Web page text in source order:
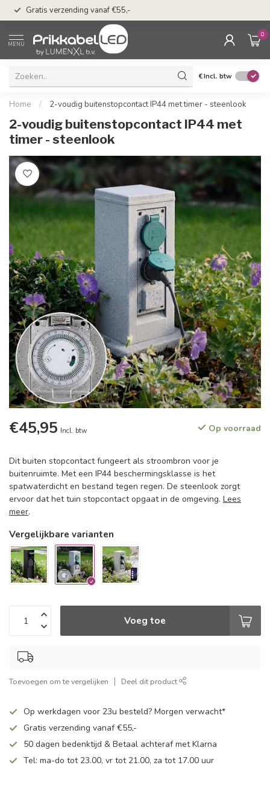
Gratis verzending vanaf €55,-
MENU
0
€Incl. btw
Home / 2-voudig buitenstopcontact IP44 met timer - steenlook
2-voudig buitenstopcontact IP44 met
timer - steenlook
€45,95 Incl. btw Op voorraad
Dit buiten stopcontact fungeert als stroombron voor je
buitenruimte. Met een IP44 beschermingsklasse is het
spatwaterdicht en bestand tegen regen. De steenlook zorgt
ervoor dat het tuin stopcontact opgaat in de omgeving. Lees
meer.
Vergelijkbare varianten
Voeg toe
Toevoegen om te vergelijken Deel dit product
Op werkdagen voor 23u besteld? Morgen verwacht*
Gratis verzending vanaf €55,-
50 dagen bedenktijd & Betaal achteraf met Klarna
Tel: ma-do tot 23.00, vr tot 21.00, za tot 17.00 uur